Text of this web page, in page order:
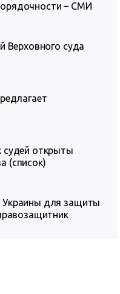
– СМИ
Верховного суда
судей открыты
(список)
Украины для защиты